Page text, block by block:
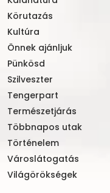
Körutazás
Kultúra
Önnek ajánljuk
Pünkösd
Szilveszter
Tengerpart
Természetjárás
Többnapos utak
Történelem
Városlátogatás
Világörökségek